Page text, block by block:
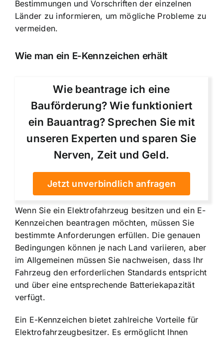
Bestimmungen und Vorschriften der einzelnen
Länder zu informieren, um mögliche Probleme zu
vermeiden.
Wie man ein E-Kennzeichen erhält
Wie beantrage ich eine
Bauförderung? Wie funktioniert
ein Bauantrag? Sprechen Sie mit
unseren Experten und sparen Sie
Nerven, Zeit und Geld.
Jetzt unverbindlich anfragen
Wenn Sie ein Elektrofahrzeug besitzen und ein E-
Kennzeichen beantragen möchten, müssen Sie
bestimmte Anforderungen erfüllen. Die genauen
Bedingungen können je nach Land variieren, aber
im Allgemeinen müssen Sie nachweisen, dass Ihr
Fahrzeug den erforderlichen Standards entspricht
und über eine entsprechende Batteriekapazität
verfügt.
Ein E-Kennzeichen bietet zahlreiche Vorteile für
Elektrofahrzeugbesitzer. Es ermöglicht Ihnen